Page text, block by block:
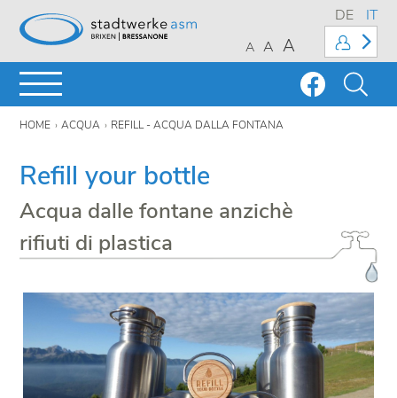
DE IT
A A A
HOME ACQUA REFILL - ACQUA DALLA FONTANA
Refill your bottle
Acqua dalle fontane anzichè
rifiuti di plastica